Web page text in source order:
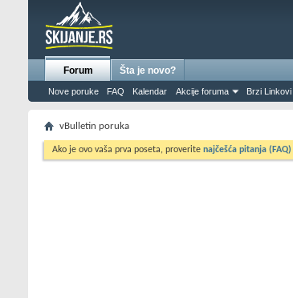
Forum
Nove poruke FAQ Kalendar Akcije foruma Brzi Linkovi
Šta je novo?
vBulletin poruka
Ako je ovo vaša prva poseta, proverite najčešća pitanja (FAQ)